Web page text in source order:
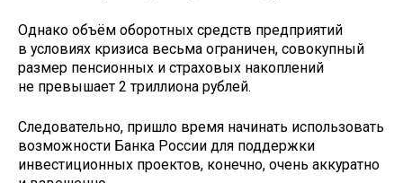
Однако объём оборотных средств предприятий
в условиях кризиса весьма ограничен, совокупный
размер пенсионных и страховых накоплений
не превышает 2 триллиона рублей.
Следовательно, пришло время начинать использовать
возможности Банка России для поддержки
инвестиционных проектов, конечно, очень аккуратно